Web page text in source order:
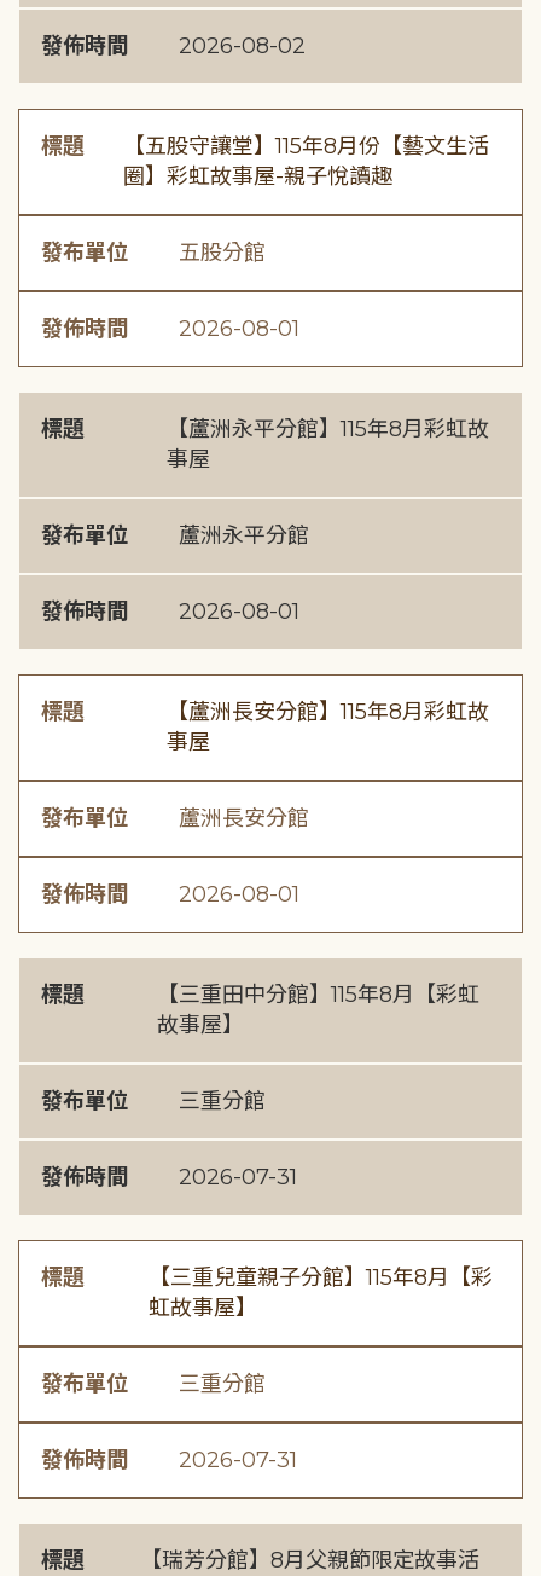
發佈時間 2026-08-02
標題
【五股守讓堂】115年8月份【藝文生活
圈】彩虹故事屋-親子悅讀趣
發布單位 五股分館
發佈時間 2026-08-01
標題
【蘆洲永平分館】115年8月彩虹故
事屋
發布單位 蘆洲永平分館
發佈時間 2026-08-01
標題
【蘆洲長安分館】115年8月彩虹故
事屋
發布單位 蘆洲長安分館
發佈時間 2026-08-01
標題
【三重田中分館】115年8月【彩虹
故事屋】
發布單位 三重分館
發佈時間 2026-07-31
標題
【三重兒童親子分館】115年8月【彩
虹故事屋】
發布單位 三重分館
發佈時間 2026-07-31
標題
【瑞芳分館】8月父親節限定故事活